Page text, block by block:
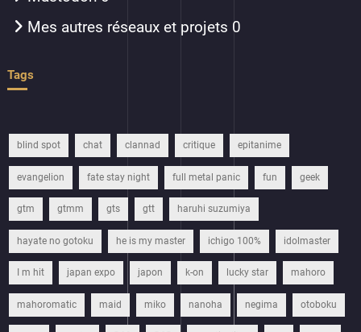
Mes autres réseaux et projets 0
Tags
blind spot chat clannad critique epitanime
evangelion fate stay night full metal panic fun geek
gtm gtmm gts gtt haruhi suzumiya
hayate no gotoku he is my master ichigo 100% idolmaster
I m hit japan expo japon k-on lucky star mahoro
mahoromatic maid miko nanoha negima otoboku